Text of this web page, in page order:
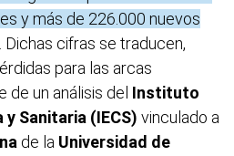
y más de 226.000 nuevos
. Dichas cifras se traducen,
para las arcas
de un análisis del Instituto
Sanitaria (IECS) vinculado a
de la Universidad de